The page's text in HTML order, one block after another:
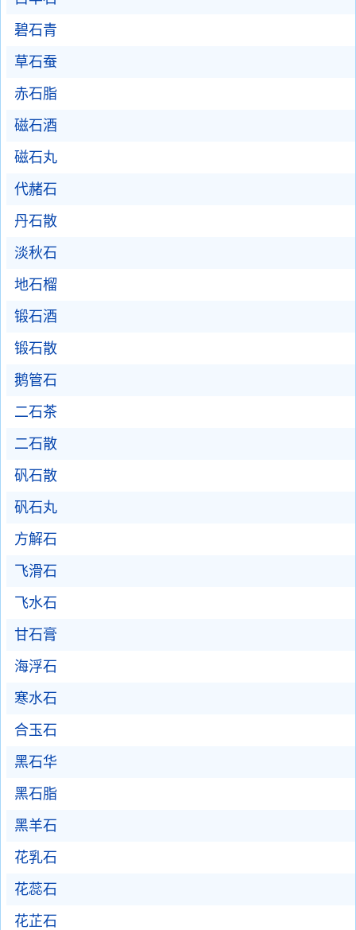
碧石青
草石蚕
赤石脂
磁石酒
磁石丸
代赭石
丹石散
淡秋石
地石榴
锻石酒
锻石散
鹅管石
二石茶
二石散
矾石散
矾石丸
方解石
飞滑石
飞水石
甘石膏
海浮石
寒水石
合玉石
黑石华
黑石脂
黑羊石
花乳石
花蕊石
花芷石